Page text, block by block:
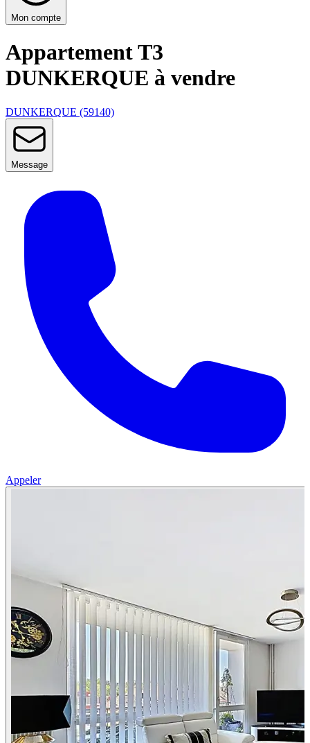
Mon compte
Appartement T3
DUNKERQUE à vendre
DUNKERQUE (59140)
Message
Appeler